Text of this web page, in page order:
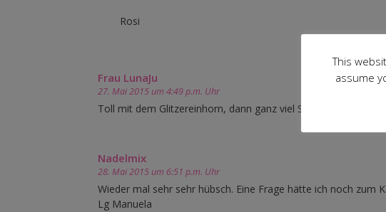
Rosi
Frau LunaJu
27. Mai 2015 um 4:49 p.m. Uhr
Toll mit dem Glitzereinhorn, dann ganz viel Spaß beim drehen
Nadelmix
28. Mai 2015 um 6:51 p.m. Uhr
Wieder mal sehr sehr hübsch. Eine Frage hätte ich noch zum
Lg Manuela
This
assume